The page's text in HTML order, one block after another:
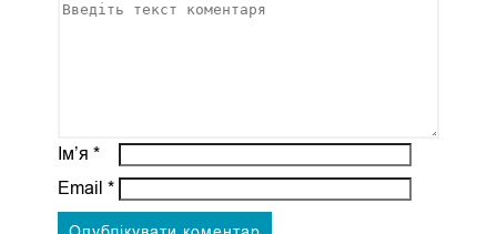
Ім’я *
Email *